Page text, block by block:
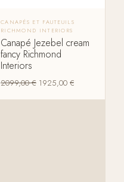
CANAPÉS ET FAUTEUILS
RICHMOND INTERIORS
Canapé Jezebel cream
fancy Richmond
Interiors
2099,00€ 1925,00 €